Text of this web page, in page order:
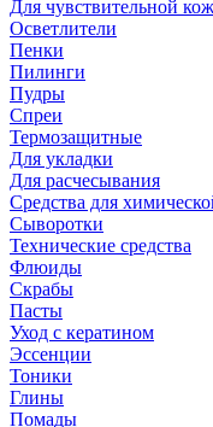
Для чувствительной
Осветлители
Пенки
Пилинги
Пудры
Спреи
Термозащитные
Для укладки
Для расчесывания
Средства для
Сыворотки
Технические средства
Флюиды
Скрабы
Пасты
Уход с кератином
Эссенции
Тоники
Глины
Помады